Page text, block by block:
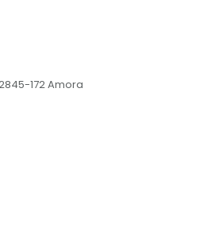
172 Amora